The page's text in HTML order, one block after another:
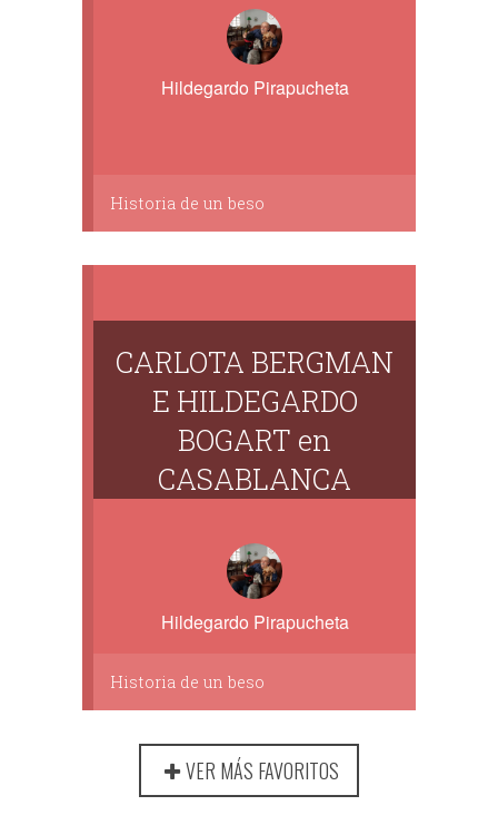
Hildegardo Pirapucheta
Historia de un beso
CARLOTA BERGMAN
E HILDEGARDO
BOGART en
CASABLANCA
Hildegardo Pirapucheta
Historia de un beso
VER MÁS FAVORITOS